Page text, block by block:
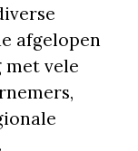
afgelopen
met vele